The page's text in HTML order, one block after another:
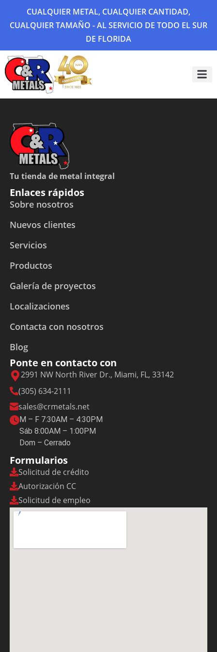
CUALQUIER METAL, CUALQUIER CANTIDAD,
CUALQUIER TAMAÑO - AL SERVICIO DE TODO EL SUR
DE FLORIDA
Tu tienda de metal integral
Enlaces rápidos
Sobre nosotros
Nuevos clientes
Servicios
Productos
Galería de proyectos
Localizaciones
Contacta con nosotros
Blog
Ponte en contacto con
2991 NW North River Dr., Miami, FL, 33142
(305) 634-2111
sales@crmetals.net
M – F 7:30AM – 4:30PM
Sáb 8:00AM – 1:00PM
Dom – Cerrado
Formularios
Solicitud de crédito
Autorización CC
Solicitud de empleo